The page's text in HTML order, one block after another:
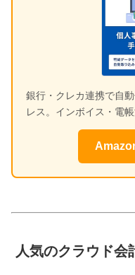
銀行・クレカ連携で自
レス。インボイス・電
人気のクラウド会